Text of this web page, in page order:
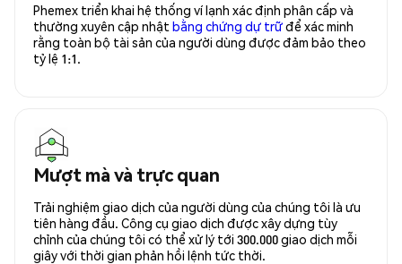
Phemex triển khai hệ thống ví lạnh xác định phân cấp và
thường xuyên cập nhật bằng chứng dự trữđể xác minh
rằng toàn bộ tài sản của người dùng được đảm bảo theo
tỷ lệ 1:1.
Mượt mà và trực quan
Trải nghiệm giao dịch của người dùng của chúng tôi là ưu
tiên hàng đầu. Công cụ giao dịch được xây dựng tùy
chỉnh của chúng tôi có thể xử lý tới 300.000 giao dịch mỗi
giây với thời gian phản hồi lệnh tức thời.